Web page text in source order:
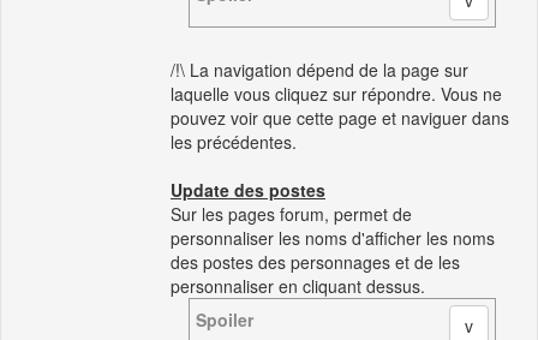
/!\ La navigation dépend de la page sur
laquelle vous cliquez sur répondre. Vous ne
pouvez voir que cette page et naviguer dans
les précédentes.
Update des postes
Sur les pages forum, permet de
personnaliser les noms d'afficher les noms
des postes des personnages et de les
personnaliser en cliquant dessus.
Spoiler